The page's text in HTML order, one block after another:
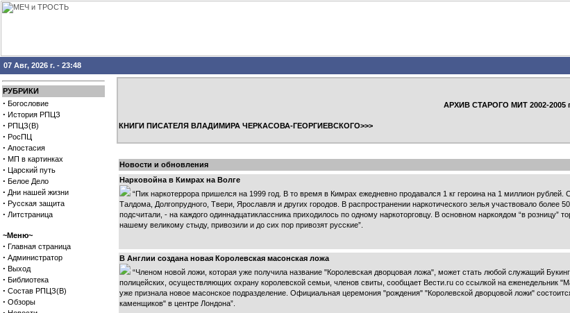
07 Авг, 2026 г. - 23:48
РУБРИКИ
· Богословие
· История РПЦЗ
· РПЦЗ(В)
· РосПЦ
· Апостасия
· МП в картинках
· Царский путь
· Белое Дело
· Дни нашей жизни
· Русская защита
· Литстраница
~Меню~
· Главная страница
· Администратор
· Выход
· Библиотека
· Состав РПЦЗ(В)
· Обзоры
АРХИВ СТАРОГО МИТ 2002-2005
КНИГИ ПИСАТЕЛЯ ВЛАДИМИРА ЧЕРКАСОВА-ГЕОРГИЕВСКОГО>>>
Новости и обновления
Нарковойна в Кимрах на Волге
“Пик наркотеррора пришелся на 1999 год. В то время в Кимрах ежедневно продавался 1 кг героина на 1 миллион
Талдома, Долгопрудного, Твери, Ярославля и других городов. В распространении наркотического зелья участвовало более
подсчитали, - на каждого одиннадцатиклассника приходилось по одному наркоторговцу. В основном наркоядом “в розницу”
нашему великому стыду, привозили и до сих пор привозят русские”.
В Англии создана новая Королевская масонская ложа
“Членом новой ложи, которая уже получила название "Королевская дворцовая ложа", может стать любой служащий
полицейских, осуществляющих охрану королевской семьи, членов свиты, сообщает Вести.ru со ссылкой на еженедельник
уже признала новое масонское подразделение. Официальная церемония "рождения" "Королевской дворцовой ложи"
каменщиков" в центре Лондона”.